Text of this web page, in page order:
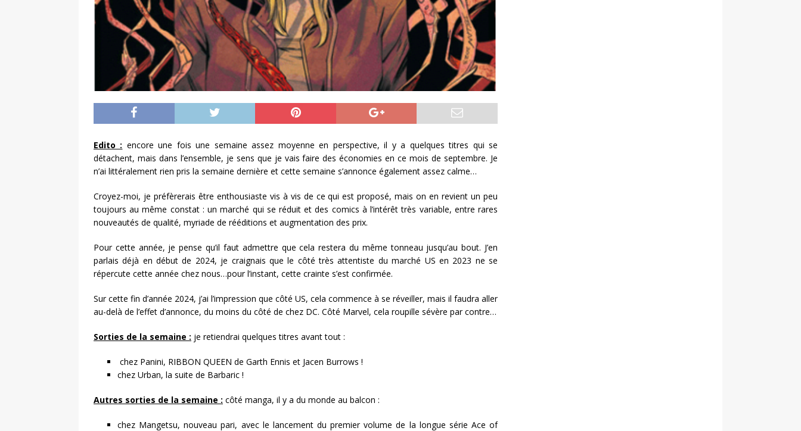
Edito : encore une fois une semaine assez moyenne en perspective, il y a quelques titres qui se
détachent, mais dans l’ensemble, je sens que je vais faire des économies en ce mois de septembre. Je
n’ai littéralement rien pris la semaine dernière et cette semaine s’annonce également assez calme…
Croyez-moi, je préfèrerais être enthousiaste vis à vis de ce qui est proposé, mais on en revient un peu
toujours au même constat : un marché qui se réduit et des comics à l’intérêt très variable, entre rares
nouveautés de qualité, myriade de rééditions et augmentation des prix.
Pour cette année, je pense qu’il faut admettre que cela restera du même tonneau jusqu’au bout. J’en
parlais déjà en début de 2024, je craignais que le côté très attentiste du marché US en 2023 ne se
répercute cette année chez nous…pour l’instant, cette crainte s’est confirmée.
Sur cette fin d’année 2024, j’ai l’impression que côté US, cela commence à se réveiller, mais il faudra aller
au-delà de l’effet d’annonce, du moins du côté de chez DC. Côté Marvel, cela roupille sévère par contre…
Sorties de la semaine : je retiendrai quelques titres avant tout :
chez Panini, RIBBON QUEEN de Garth Ennis et Jacen Burrows !
chez Urban, la suite de Barbaric !
Autres sorties de la semaine : côté manga, il y a du monde au balcon :
chez Mangetsu, nouveau pari, avec le lancement du premier volume de la longue série Ace of